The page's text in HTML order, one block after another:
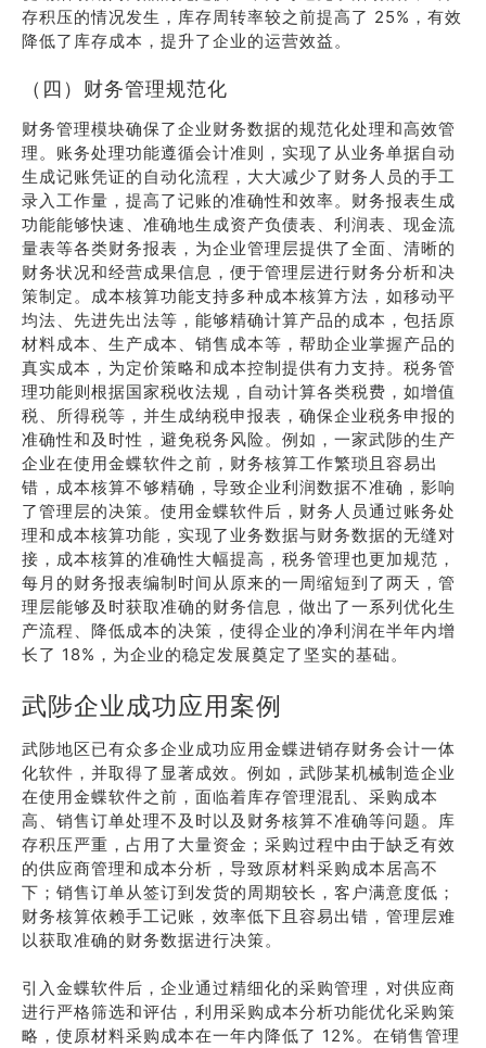
存积压的情况发生，库存周转率较之前提高了 25%，有效
降低了库存成本，提升了企业的运营效益。
（四）财务管理规范化
财务管理模块确保了企业财务数据的规范化处理和高效管
理。账务处理功能遵循会计准则，实现了从业务单据自动
生成记账凭证的自动化流程，大大减少了财务人员的手工
录入工作量，提高了记账的准确性和效率。财务报表生成
功能能够快速、准确地生成资产负债表、利润表、现金流
量表等各类财务报表，为企业管理层提供了全面、清晰的
财务状况和经营成果信息，便于管理层进行财务分析和决
策制定。成本核算功能支持多种成本核算方法，如移动平
均法、先进先出法等，能够精确计算产品的成本，包括原
材料成本、生产成本、销售成本等，帮助企业掌握产品的
真实成本，为定价策略和成本控制提供有力支持。税务管
理功能则根据国家税收法规，自动计算各类税费，如增值
税、所得税等，并生成纳税申报表，确保企业税务申报的
准确性和及时性，避免税务风险。例如，一家武陟的生产
企业在使用金蝶软件之前，财务核算工作繁琐且容易出
错，成本核算不够精确，导致企业利润数据不准确，影响
了管理层的决策。使用金蝶软件后，财务人员通过账务处
理和成本核算功能，实现了业务数据与财务数据的无缝对
接，成本核算的准确性大幅提高，税务管理也更加规范，
每月的财务报表编制时间从原来的一周缩短到了两天，管
理层能够及时获取准确的财务信息，做出了一系列优化生
产流程、降低成本的决策，使得企业的净利润在半年内增
长了 18%，为企业的稳定发展奠定了坚实的基础。
武陟企业成功应用案例
武陟地区已有众多企业成功应用金蝶进销存财务会计一体
化软件，并取得了显著成效。例如，武陟某机械制造企业
在使用金蝶软件之前，面临着库存管理混乱、采购成本
高、销售订单处理不及时以及财务核算不准确等问题。库
存积压严重，占用了大量资金；采购过程中由于缺乏有效
的供应商管理和成本分析，导致原材料采购成本居高不
下；销售订单从签订到发货的周期较长，客户满意度低；
财务核算依赖手工记账，效率低下且容易出错，管理层难
以获取准确的财务数据进行决策。
引入金蝶软件后，企业通过精细化的采购管理，对供应商
进行严格筛选和评估，利用采购成本分析功能优化采购策
略，使原材料采购成本在一年内降低了 12%。在销售管理